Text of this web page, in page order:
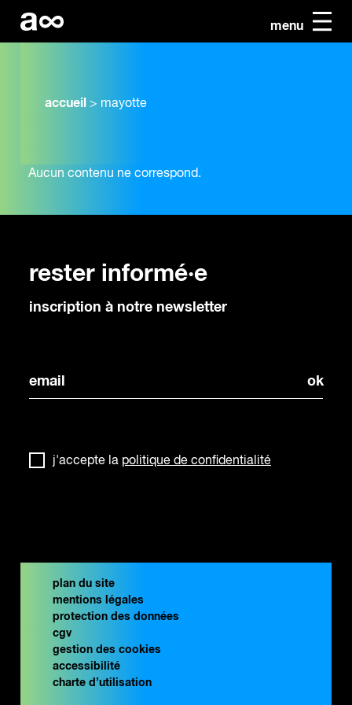
menu
accueil > mayotte
Aucun contenu ne correspond.
rester informé·e
inscription à notre newsletter
j'accepte la politique de confidentialité
plan du site
mentions légales
protection des données
cgv
gestion des cookies
accessibilité
charte d’utilisation